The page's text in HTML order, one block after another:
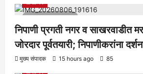
1 minute read
निपाणी प्रगती नगर व साखरवाडीत
जोरदार पूर्वतयारी; निपाणीकरांना
मुख्य संपादक 15 hours ago 85
आरोग्य क्रीडा ताज्या बातम्या निपाणी परिसर